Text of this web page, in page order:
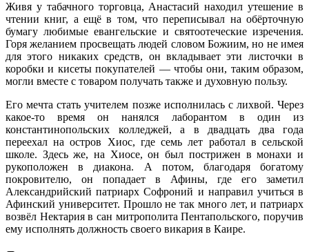
Живя у табачного торговца, Анастасий находил утешение в
чтении книг, а ещё в том, что переписывал на обёрточную
бумагу любимые евангельские и святоотеческие изречения.
Горя желанием просвещать людей словом Божиим, но не имея
для этого никаких средств, он вкладывает эти листочки в
коробки и кисеты покупателей — чтобы они, таким образом,
могли вместе с товаром получать также и духовную пользу.
Его мечта стать учителем позже исполнилась с лихвой. Через
какое-то время он нанялся лаборантом в один из
константинопольских колледжей, а в двадцать два года
переехал на остров Хиос, где семь лет работал в сельской
школе. Здесь же, на Хиосе, он был пострижен в монахи и
рукоположен в диакона. А потом, благодаря богатому
покровителю, он попадает в Афины, где его заметил
Александрийский патриарх Софроний и направил учиться в
Афинский университет. Прошло не так много лет, и патриарх
возвёл Нектария в сан митрополита Пентапольского, поручив
ему исполнять должность своего викария в Каире.